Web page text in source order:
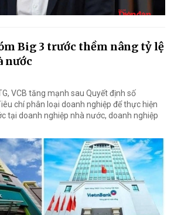
Big 3 trước thềm nâng tỷ lệ
nước
VCB tăng mạnh sau Quyết định số
chí phân loại doanh nghiệp để thực hiện
tại doanh nghiệp nhà nước, doanh nghiệp